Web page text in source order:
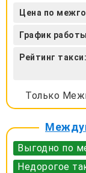
Цена по
График
Рейтинг такси:
Только
Выгодно по
Недорогое